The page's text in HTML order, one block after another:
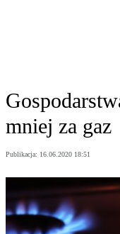
mniej za gaz
Publikacja: 16.06.2020 18:51